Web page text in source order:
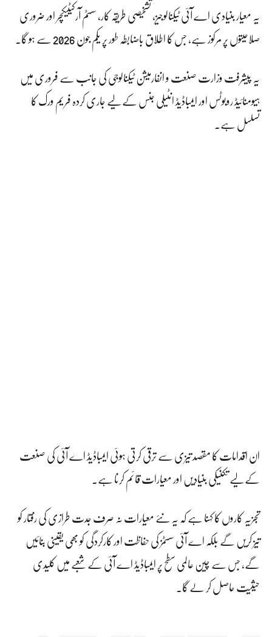
یہ معیار بنیادی اے آئی ٹیکنالوجیز، تشخیصی طریقہ کار، سسٹم آرکیٹیکچر اور ضروری
صلاحیتوں پر مرکوز ہے، جس کا اطلاق باضابطہ طور پر یکم جون 2026 سے ہو گا۔
یہ پیشرفت وزارت صنعت و انفارمیشن ٹیکنالوجی کی جانب سے فروری میں
ہیومنائیڈ روبوٹس اور ایمباڈیڈ انٹیلی جنس کے لیے جاری کردہ فریم ورک کا
تسلسل ہے۔
ان اقدامات کا مقصد تیزی سے ترقی کرتی ہوئی ایمباڈیڈ اے آئی کی صنعت
کے لیے تکنیکی بنیادیں اور معیارات قائم کرنا ہے۔
تجزیہ کاروں کا کہنا ہے کہ یہ نئے معیارات نہ صرف جدت طرازی کی رفتار کو
تیز کریں گے بلکہ اے آئی سسٹمز کی حفاظت اور کارکردگی کو بھی یقینی بنائیں
گے، جس سے چین عالمی سطح پر ایمباڈیڈ اے آئی کے شعبے میں کلیدی
حیثیت حاصل کر لے گا۔